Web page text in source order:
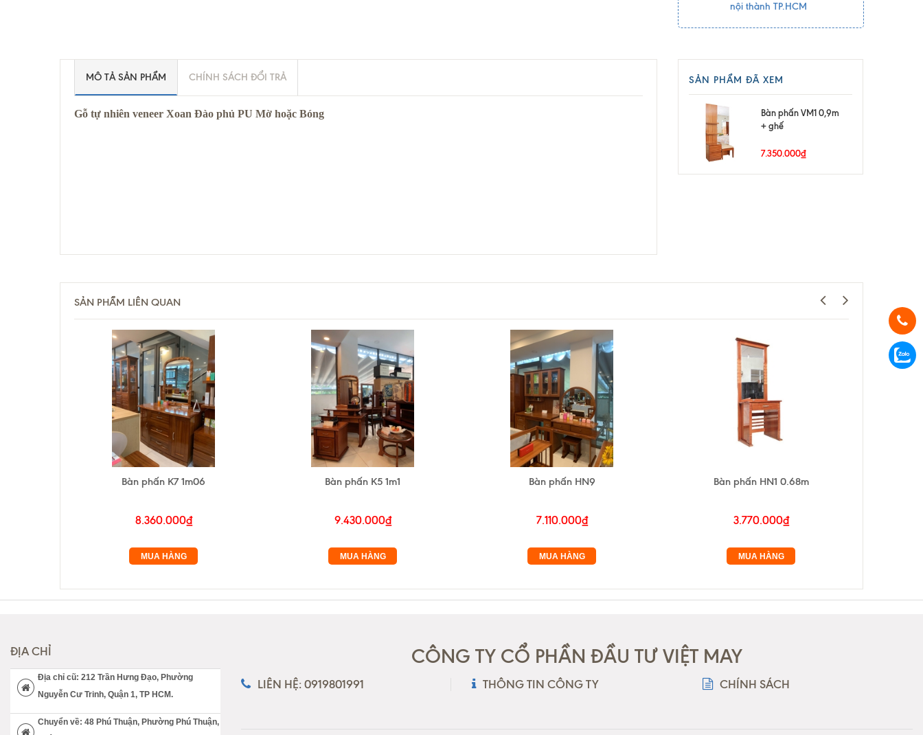
nội thành TP.HCM
MÔ TẢ SẢN PHẨM CHÍNH SÁCH ĐỔI TRẢ
Gỗ tự nhiên veneer Xoan Đào phủ PU Mờ hoặc Bóng
SẢN PHẨM ĐÃ XEM
Bàn phấn VM1 0,9m
+ ghế
7.350.000₫
SẢN PHẨM LIÊN QUAN
Bàn phấn K7 1m06
8.360.000₫
MUA HÀNG
Bàn phấn K5 1m1
9.430.000₫
MUA HÀNG
Bàn phấn HN9
7.110.000₫
MUA HÀNG
Bàn phấn HN1 0.68m
3.770.000₫
MUA HÀNG
ĐỊA CHỈ
Địa chỉ cũ: 212 Trần Hưng Đạo, Phường
Nguyễn Cư Trinh, Quận 1, TP HCM.
Chuyển về: 48 Phú Thuận, Phường Phú Thuận,
CÔNG TY CỔ PHẦN ĐẦU TƯ VIỆT MAY
LIÊN HỆ: 0919801991 THÔNG TIN CÔNG TY CHÍNH SÁCH